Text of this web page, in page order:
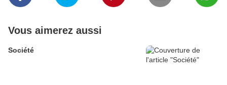
Vous aimerez aussi
Société